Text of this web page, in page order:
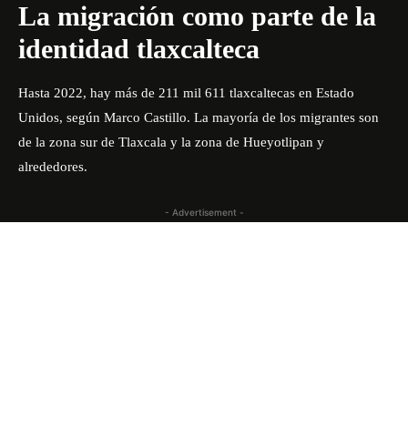
La migración como parte de la
identidad tlaxcalteca
Hasta 2022, hay más de 211 mil 611 tlaxcaltecas en Estado
Unidos, según Marco Castillo. La mayoría de los migrantes son
de la zona sur de Tlaxcala y la zona de Hueyotlipan y
alrededores.
- Advertisement -